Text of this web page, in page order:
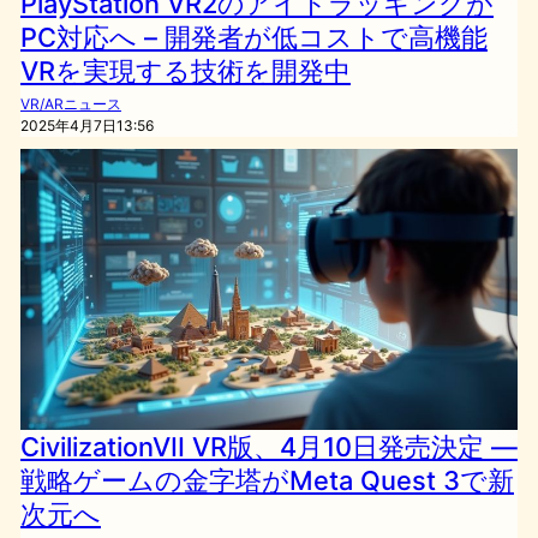
PC対応へ – 開発者が低コストで高機能
VRを実現する技術を開発中
VR/ARニュース
2025年4月7日13:56
CivilizationVII VR版、4月10日発売決定 —
戦略ゲームの金字塔がMeta Quest 3で新
次元へ